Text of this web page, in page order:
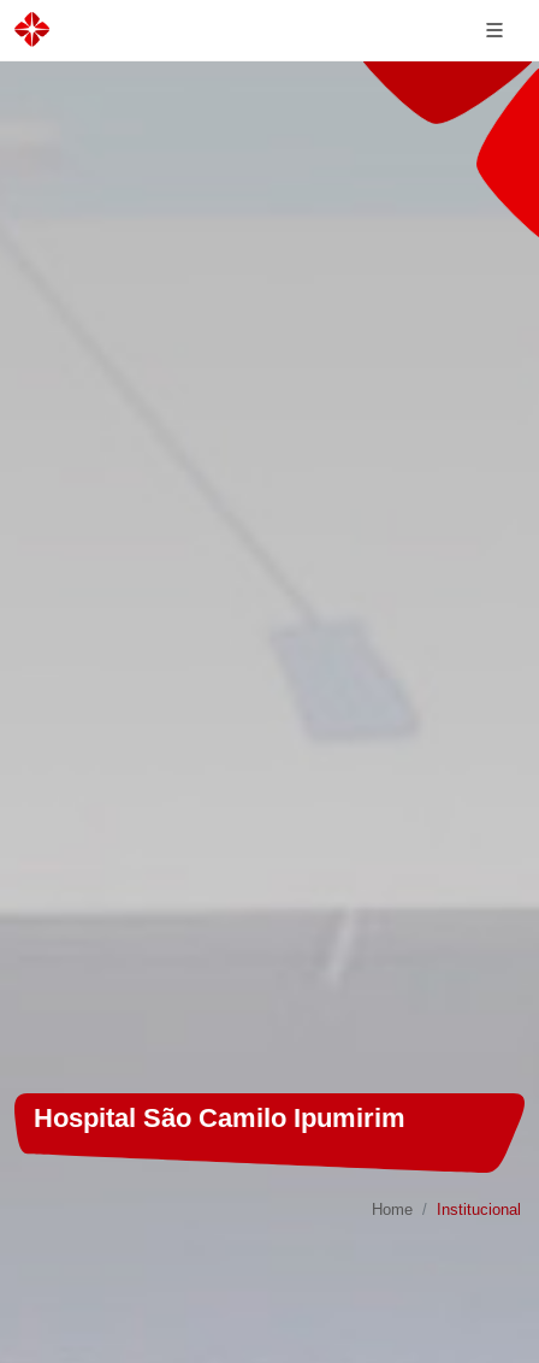
Hospital São Camilo Ipumirim
Home Institucional